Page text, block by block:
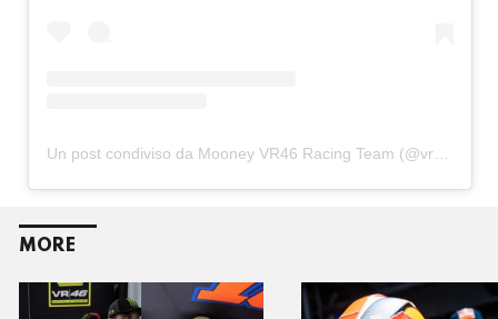
MORE